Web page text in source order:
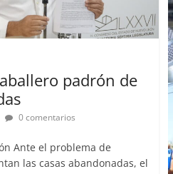
padrón de
0 comentarios
Ante el problema de
las casas abandonadas, el